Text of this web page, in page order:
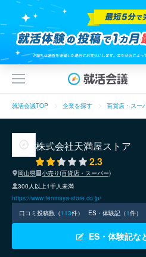
就活会議TOP 企業を探す 百貨店・スー
株式会社天満屋ストア
2.3
岡山県
小売り(百貨店・スーパー)
300人以上1千人未満
https://www.tenmaya-store.co.jp/
口コミ投稿数（113件） ES・体験記（1件）
ES・体験記な